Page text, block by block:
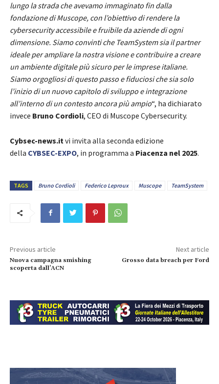
lungo la strada che avevamo immaginato fin dalla
fondazione di Muscope, con l’obiettivo di rendere la
cybersecurity accessibile e fruibile da aziende di ogni
dimensione. Siamo convinti che TeamSystem sia il partner
ideale per ampliare la nostra visione e contribuire a creare
un ambiente digitale più sicuro per le imprese italiane.
Siamo orgogliosi di questo passo e fiduciosi che sia solo
l’inizio di un nuovo capitolo di sviluppo e integrazione
all’interno di un contesto ancora più ampio“, ha dichiarato
invece Bruno Cordioli, CEO di Muscope Cybersecurity.
Cybsec-news.it vi invita alla seconda edizione
della CYBSEC-EXPO, in programma a Piacenza nel 2025.
TAGS Bruno Cordioli Federico Leproux Muscope TeamSystem
Previous article
Nuova campagna smishing
scoperta dall’ACN
Next article
Grosso data breach per Ford